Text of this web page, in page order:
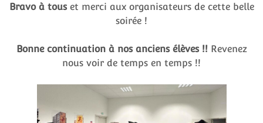
Bravo à touset merci aux organisateurs de cette belle
soirée !
Bonne continuation à nos anciens élèves !! Revenez
nous voir de temps en temps !!